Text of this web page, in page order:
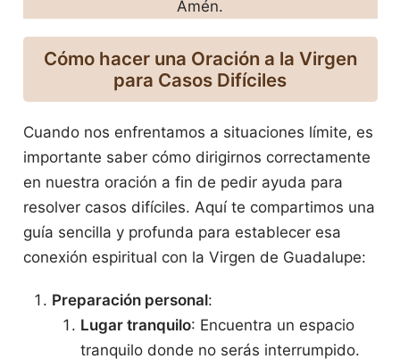
Amén.
Cómo hacer una Oración a la Virgen
para Casos Difíciles
Cuando nos enfrentamos a situaciones límite, es
importante saber cómo dirigirnos correctamente
en nuestra oración a fin de pedir ayuda para
resolver casos difíciles. Aquí te compartimos una
guía sencilla y profunda para establecer esa
conexión espiritual con la Virgen de Guadalupe:
Preparación personal:
Lugar tranquilo: Encuentra un espacio
tranquilo donde no serás interrumpido.